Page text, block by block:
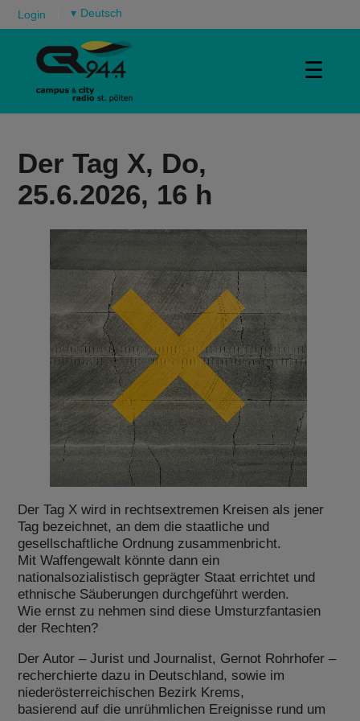
Login ▾
☰
Der Tag X, Do,
25.6.2026, 16 h
Der Tag X wird in rechtsextremen Kreisen als jener
Tag bezeichnet, an dem die staatliche und
gesellschaftliche Ordnung zusammenbricht.
Mit Waffengewalt könnte dann ein
nationalsozialistisch geprägter Staat errichtet und
ethnische Säuberungen durchgeführt werden.
Wie ernst zu nehmen sind diese Umsturzfantasien
der Rechten?
Der Autor – Jurist und Journalist, Gernot Rohrhofer –
recherchierte dazu in Deutschland, sowie im
niederösterreichischen Bezirk Krems,
basierend auf die unrühmlichen Ereignisse rund um